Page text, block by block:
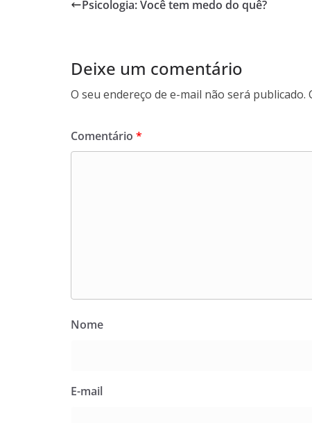
Psicologia: Você tem medo do quê?
Deixe um comentário
O seu endereço de e-mail não será publicado.
Comentário *
Nome
E-mail